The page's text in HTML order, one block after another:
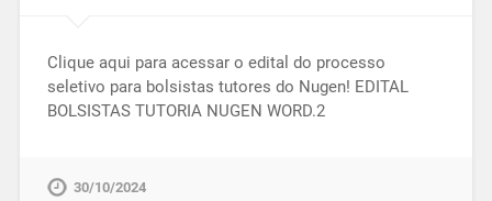
Clique aqui para acessar o edital do processo
seletivo para bolsistas tutores do Nugen! EDITAL
BOLSISTAS TUTORIA NUGEN WORD.2
30/10/2024